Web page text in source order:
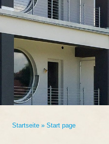
Startseite» Start page